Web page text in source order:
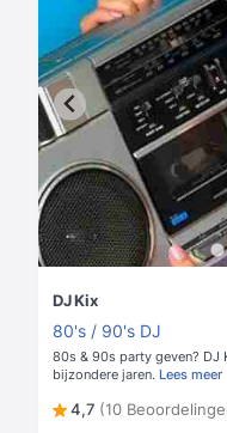
DJ Kix
80's / 90's DJ
80s & 90s party geven? DJ
bijzondere jaren. Lees meer
4,7 (10